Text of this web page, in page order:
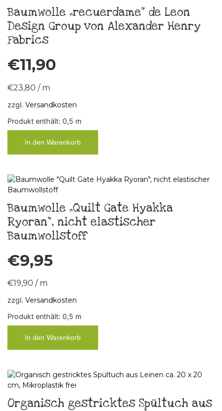
Baumwolle „recuerdame“ de Leon
Design Group von Alexander Henry
Fabrics
€11,90
€23,80 / m
zzgl. Versandkosten
Produkt enthält: 0,5 m
In den Warenkorb
Baumwolle „Quilt Gate Hyakka
Ryoran“, nicht elastischer
Baumwollstoff
€9,95
€19,90 / m
zzgl. Versandkosten
Produkt enthält: 0,5 m
In den Warenkorb
Organisch gestricktes Spültuch aus